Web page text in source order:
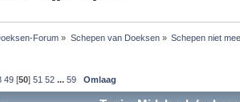
Forum » Schepen van Doeksen» Schepen niet
49 [50]51 52 ...59 Omlaag